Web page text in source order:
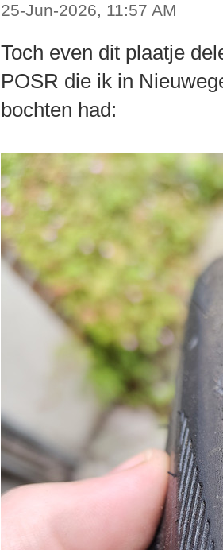
25-Jun-2026, 11:57 AM
Toch even dit plaatje
POSR die ik in
bochten had: